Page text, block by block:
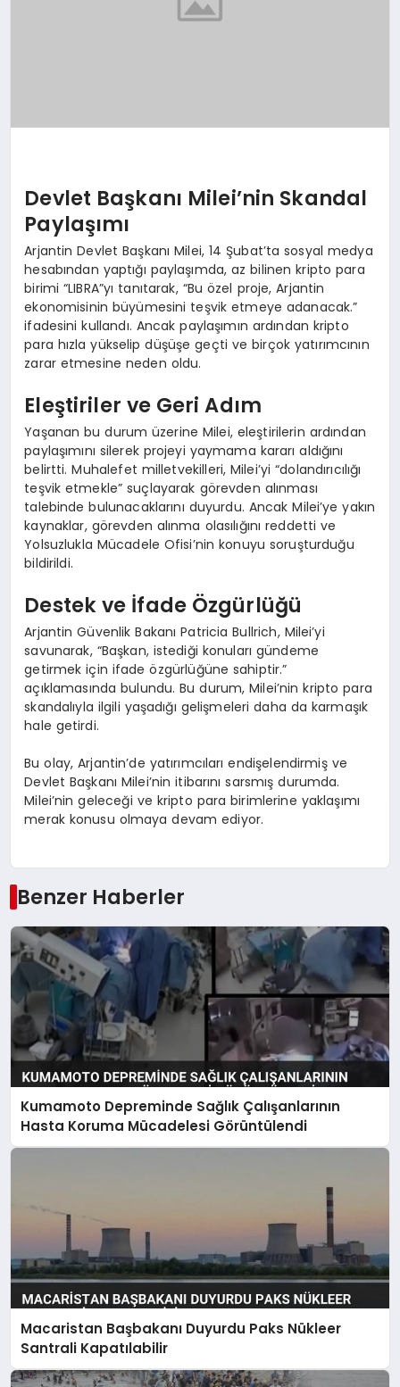
Devlet Başkanı Milei’nin Skandal
Paylaşımı
Arjantin Devlet Başkanı Milei, 14 Şubat’ta sosyal medya
hesabından yaptığı paylaşımda, az bilinen kripto para
birimi “LIBRA”yı tanıtarak, “Bu özel proje, Arjantin
ekonomisinin büyümesini teşvik etmeye adanacak.”
ifadesini kullandı. Ancak paylaşımın ardından kripto
para hızla yükselip düşüşe geçti ve birçok yatırımcının
zarar etmesine neden oldu.
Eleştiriler ve Geri Adım
Yaşanan bu durum üzerine Milei, eleştirilerin ardından
paylaşımını silerek projeyi yaymama kararı aldığını
belirtti. Muhalefet milletvekilleri, Milei’yi “dolandırıcılığı
teşvik etmekle” suçlayarak görevden alınması
talebinde bulunacaklarını duyurdu. Ancak Milei’ye yakın
kaynaklar, görevden alınma olasılığını reddetti ve
Yolsuzlukla Mücadele Ofisi’nin konuyu soruşturduğu
bildirildi.
Destek ve İfade Özgürlüğü
Arjantin Güvenlik Bakanı Patricia Bullrich, Milei’yi
savunarak, “Başkan, istediği konuları gündeme
getirmek için ifade özgürlüğüne sahiptir.”
açıklamasında bulundu. Bu durum, Milei’nin kripto para
skandalıyla ilgili yaşadığı gelişmeleri daha da karmaşık
hale getirdi.
Bu olay, Arjantin’de yatırımcıları endişelendirmiş ve
Devlet Başkanı Milei’nin itibarını sarsmış durumda.
Milei’nin geleceği ve kripto para birimlerine yaklaşımı
merak konusu olmaya devam ediyor.
Benzer Haberler
Kumamoto Depreminde Sağlık Çalışanlarının
Hasta Koruma Mücadelesi Görüntülendi
Macaristan Başbakanı Duyurdu Paks Nükleer
Santrali Kapatılabilir